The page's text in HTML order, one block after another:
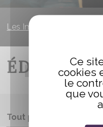
Les Imaginales
ÉDITIONS
Tout public
Ce
cookies
le
que